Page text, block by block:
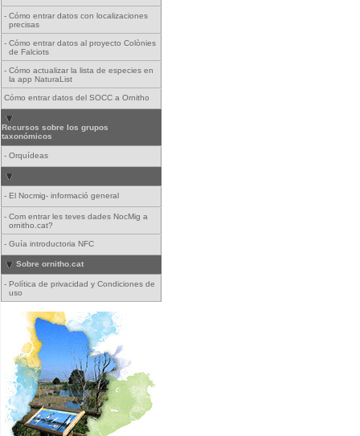
- Cómo entrar datos con localizaciones
precisas
- Cómo entrar datos al proyecto Colònies
de Falciots
- Cómo actualizar la lista de especies en
la app NaturaList
Cómo entrar datos del SOCC a Ornitho
Recursos sobre los grupos
taxonómicos
- Orquídeas
- El Nocmig- informació general
- Com entrar les teves dades NocMig a
ornitho.cat?
- Guía introductoria NFC
Sobre ornitho.cat
- Política de privacidad y Condiciones de
uso